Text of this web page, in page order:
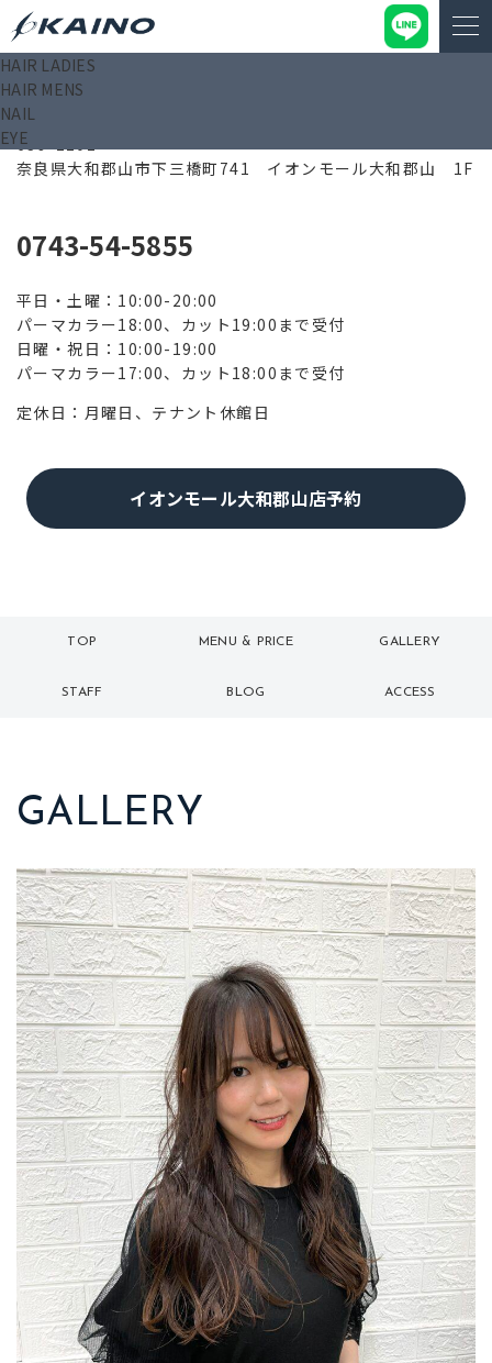
HAIR LADIES
HAIR MENS
NAIL
EYE
イオンモール大和郡山店
639-1101
奈良県大和郡山市下三橋町741 イオンモール大和郡山 1F
0743-54-5855
平日・土曜：10:00-20:00
パーマカラー18:00、カット19:00まで受付
日曜・祝日：10:00-19:00
パーマカラー17:00、カット18:00まで受付
定休日：月曜日、テナント休館日
イオンモール大和郡山店予約
TOP
トップ
MENU & PRICE
メニュー
GALLERY
ギャラリー
STAFF BLOG ACCESS
GALLERY